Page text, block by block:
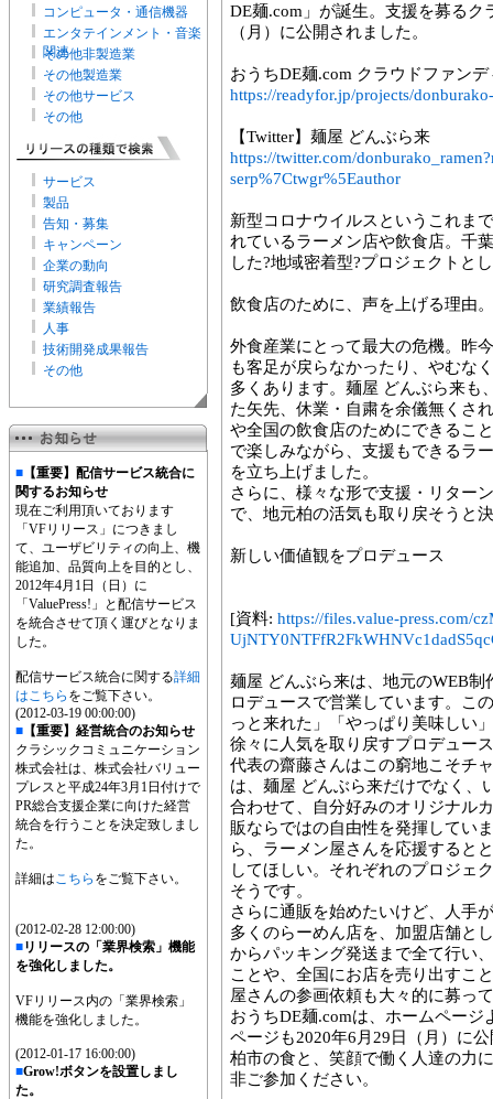
コンピュータ・通信機器
エンタテインメント・音楽
関連
その他非製造業
その他製造業
その他サービス
その他
サービス
製品
告知・募集
キャンペーン
企業の動向
研究調査報告
業績報告
人事
技術開発成果報告
その他
■ 【重要】配信サービス統合に
関するお知らせ
現在ご利用頂いております
「VFリリース」につきまし
て、ユーザビリティの向上、機
能追加、品質向上を目的とし、
2012年4月1日（日）に
「ValuePress!」と配信サービス
を統合させて頂く運びとなりま
した。
配信サービス統合に関する詳細
はこちら をご覧下さい。
(2012-03-19 00:00:00)
■ 【重要】経営統合のお知らせ
クラシックコミュニケーション
株式会社は、株式会社バリュー
プレスと平成24年3月1日付けで
PR総合支援企業に向けた経営
統合を行うことを決定致しまし
た。
詳細はこちら をご覧下さい。
(2012-02-28 12:00:00)
■リリースの「業界検索」機能
を強化しました。
VFリリース内の「業界検索」
機能を強化しました。
(2012-01-17 16:00:00)
■Grow!ボタンを設置しまし
た。
DE麺.com」が誕生。支援を募る
（月）に公開されました。
おうちDE麺.com クラウドファンデ
https://readyfor.jp/projects/
【Twitter】麺屋 どんぶら来
https://twitter.com/
serp%7Ctwgr%5Eauthor
新型コロナウイルスというこれま
れているラーメン店や飲食店。千
した?地域密着型?プロジェクトと
飲食店のために、声を上げる理由。
外食産業にとって最大の危機。昨
も客足が戻らなかったり、やむな
多くあります。麺屋 どんぶら来も
た矢先、休業・自粛を余儀無くさ
や全国の飲食店のためにできるこ
で楽しみながら、支援もできるラ
を立ち上げました。
さらに、様々な形で支援・リター
で、地元柏の活気も取り戻そうと
新しい価値観をプロデュース
[資料: https://files.value-press.com/
麺屋 どんぶら来は、地元のWEB制
ロデュースで営業しています。こ
っと来れた」「やっぱり美味しい
徐々に人気を取り戻すプロデュー
代表の齋藤さんはこの窮地こそチ
は、麺屋 どんぶら来だけでなく、
合わせて、自分好みのオリジナル
販ならではの自由性を発揮してい
ら、ラーメン屋さんを応援すると
してほしい。それぞれのプロジェ
そうです。
さらに通販を始めたいけど、人手
多くのらーめん店を、加盟店舗と
からパッキング発送まで全て行い
ことや、全国にお店を売り出すこ
屋さんの参画依頼も大々的に募っ
おうちDE麺.comは、ホームペー
ページも2020年6月29日（月）に
柏市の食と、笑顔で働く人達の力
非ご参加ください。